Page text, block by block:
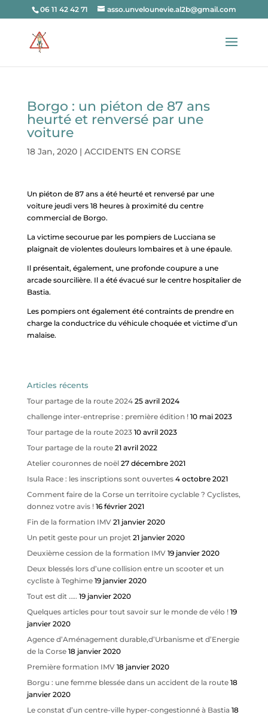
06 11 42 42 71 asso.unvelounevie.al2b@gmail.com
Borgo : un piéton de 87 ans
heurté et renversé par une
voiture
18 Jan, 2020| ACCIDENTS EN CORSE
Un piéton de 87 ans a été heurté et renversé par une
voiture jeudi vers 18 heures à proximité du centre
commercial de Borgo.
La victime secourue par les pompiers de Lucciana se
plaignait de violentes douleurs lombaires et à une épaule.
Il présentait, également, une profonde coupure a une
arcade sourcilière. Il a été évacué sur le centre hospitalier de
Bastia.
Les pompiers ont également été contraints de prendre en
charge la conductrice du véhicule choquée et victime d’un
malaise.
Articles récents
Tour partage de la route 2024 25 avril 2024
challenge inter-entreprise : première édition ! 10 mai 2023
Tour partage de la route 2023 10 avril 2023
Tour partage de la route 21 avril 2022
Atelier couronnes de noël 27 décembre 2021
Isula Race : les inscriptions sont ouvertes 4 octobre 2021
Comment faire de la Corse un territoire cyclable ? Cyclistes,
donnez votre avis ! 16 février 2021
Fin de la formation IMV 21 janvier 2020
Un petit geste pour un projet 21 janvier 2020
Deuxième cession de la formation IMV 19 janvier 2020
Deux blessés lors d’une collision entre un scooter et un
cycliste à Teghime 19 janvier 2020
Tout est dit ….. 19 janvier 2020
Quelques articles pour tout savoir sur le monde de vélo ! 19
janvier 2020
Agence d’Aménagement durable,d’Urbanisme et d’Energie
de la Corse 18 janvier 2020
Première formation IMV 18 janvier 2020
Borgu : une femme blessée dans un accident de la route 18
janvier 2020
Le constat d’un centre-ville hyper-congestionné à Bastia 18